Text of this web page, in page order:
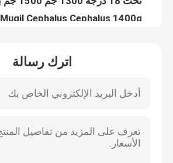
ضبط الجودة
اترك رسالة